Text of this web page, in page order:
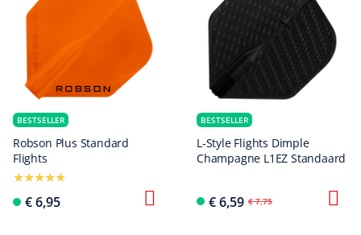
BESTSELLER
Robson Plus Standard
Flights
€ 6,95
BESTSELLER
L-Style Flights Dimple
Champagne L1EZ Standaard
€ 6,59 € 7,75